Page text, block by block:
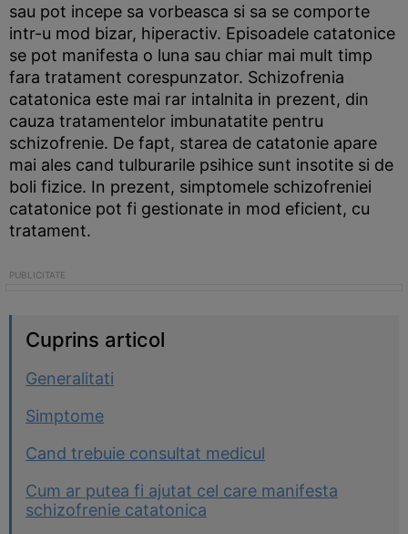
sau pot incepe sa vorbeasca si sa se comporte
intr-u mod bizar, hiperactiv. Episoadele catatonice
se pot manifesta o luna sau chiar mai mult timp
fara tratament corespunzator. Schizofrenia
catatonica este mai rar intalnita in prezent, din
cauza tratamentelor imbunatatite pentru
schizofrenie. De fapt, starea de catatonie apare
mai ales cand tulburarile psihice sunt insotite si de
boli fizice. In prezent, simptomele schizofreniei
catatonice pot fi gestionate in mod eficient, cu
tratament.
Cuprins articol
Generalitati
Simptome
Cand trebuie consultat medicul
Cum ar putea fi ajutat cel care manifesta
schizofrenie catatonica